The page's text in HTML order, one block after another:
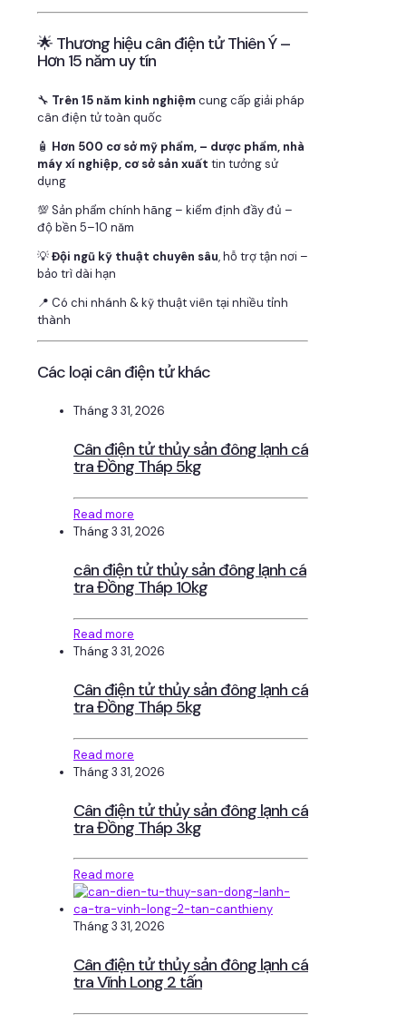
🌟 Thương hiệu cân điện tử Thiên Ý –
Hơn 15 năm uy tín
🔧 Trên 15 năm kinh nghiệmcung cấp giải pháp
cân điện tử toàn quốc
🧴 Hơn 500 cơ sở mỹ phẩm, – dược phẩm, nhà
máy xí nghiệp, cơ sở sản xuất tin tưởng sử
dụng
💯 Sản phẩm chính hãng – kiểm định đầy đủ –
độ bền 5–10 năm
💡Đội ngũ kỹ thuật chuyên sâu, hỗ trợ tận nơi –
bảo trì dài hạn
📍 Có chi nhánh & kỹ thuật viên tại nhiều tỉnh
thành
Các loại cân điện tử khác
Tháng 3 31, 2026
Cân điện tử thủy sản đông lạnh cá
tra Đồng Tháp 5kg
Read more
Tháng 3 31, 2026
cân điện tử thủy sản đông lạnh cá
tra Đồng Tháp 10kg
Read more
Tháng 3 31, 2026
Cân điện tử thủy sản đông lạnh cá
tra Đồng Tháp 5kg
Read more
Tháng 3 31, 2026
Cân điện tử thủy sản đông lạnh cá
tra Đồng Tháp 3kg
Read more
Tháng 3 31, 2026
Cân điện tử thủy sản đông lạnh cá
tra Vĩnh Long 2 tấn